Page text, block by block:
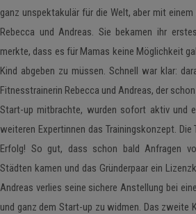
ganz unspektakulär für die Welt, aber mit
Rebecca und Andreas. Sie bekamen ihr
merkte, dass es für Mamas keine Möglichkeit
Kind abgeben zu müssen. Schnell war klar:
Fitnesstrainerin Rebecca und Andreas, der
Start-up mitbrachte, wurden sofort aktiv und
weiteren Expertinnen das Trainingskonzept.
Erfolg! So gut, dass schon bald Anfragen
Städten kamen und das Gründerpaar ein
Andreas verlies seine sichere Anstellung bei
und ganz dem Start-up zu widmen. Das zweite